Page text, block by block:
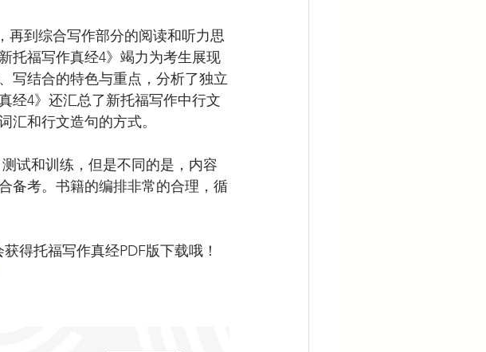
托福写作真经4》竭力为考生展现
写结合的特色与重点，分析了独立
经4》还汇总了新托福写作中行文
汇和行文造句的方式。
备考。书籍的编排非常的合理，循
得托福写作真经PDF版下载哦！